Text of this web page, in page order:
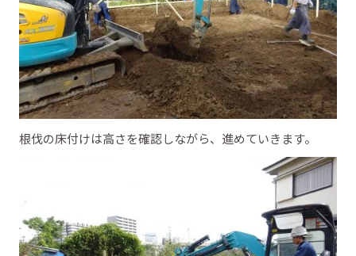
根伐の床付けは高さを確認しながら、進めていきます。